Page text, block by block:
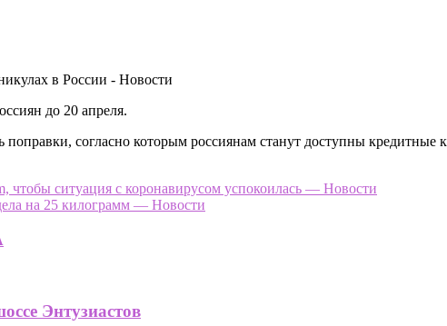
до 20 апреля.
согласно которым россиянам станут доступны кредитные
чтобы ситуация с коронавирусом успокоилась — Новости
на 25 килограмм — Новости
Энтузиастов